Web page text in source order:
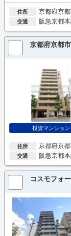
住所 京都府京
交通 阪急京都
京都府京都
投資マンション
住所 京都府京
交通 阪急京都
コスモフォ